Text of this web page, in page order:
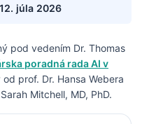
12. júla 2026
pod vedením Dr. Thomas
poradná rada AI v
prof. Dr. Hansa Webera
Mitchell, MD, PhD.